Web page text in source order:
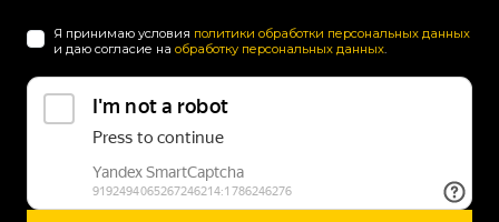
Я принимаю условия политики обработки персональных данных
и даю согласие на обработку персональных данных.